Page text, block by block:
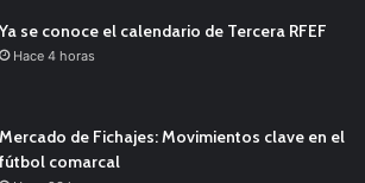
Ya se conoce el calendario de Tercera RFEF
Hace 4 horas
Mercado de Fichajes: Movimientos clave en el
fútbol comarcal